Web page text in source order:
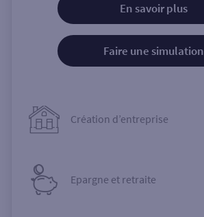
En savoir plus
Faire une simulation
Création d’entreprise
Epargne et retraite